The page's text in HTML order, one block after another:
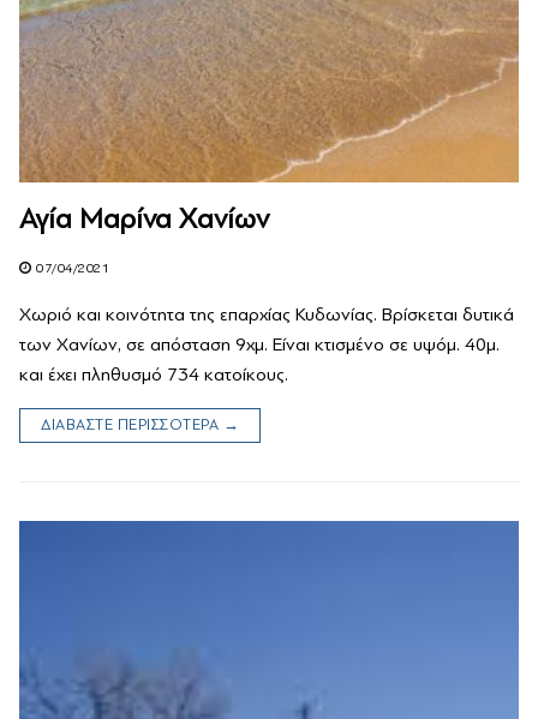
Αγία Μαρίνα Χανίων
07/04/2021
Χωριό και κοινότητα της επαρχίας Κυδωνίας. Βρίσκεται δυτικά
των Χανίων, σε απόσταση 9χμ. Είναι κτισμένο σε υψόμ. 40μ.
και έχει πληθυσμό 734 κατοίκους.
ΔΙΑΒΑΣΤΕ ΠΕΡΙΣΣΟΤΕΡΑ →